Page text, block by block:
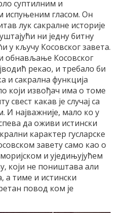
суптилним и
испуњеним гласом. Он
лук сакралне историје
ни једну битну
у кључу Косовског завета.
Косовског
рекао, и требало би
и сакрална функција
који извођач има о томе
свест какав је случај са
најважније, мало ко у
да оживи истински
карактер гусларске
завету само као о
и уједињујућем
који не поништава али
а тиме и истински
повод ком је